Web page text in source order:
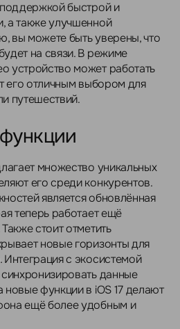
быстрой и
а также улучшенной
вы можете быть уверены, что
на связи. В режиме
устройство может работать
его отличным выбором для
путешествий.
множество уникальных
его среди конкурентов.
является обновлённая
теперь работает ещё
стоит отметить
новые горизонты для
Интеграция с экосистемой
данные
функции в iOS 17 делают
ещё более удобным и